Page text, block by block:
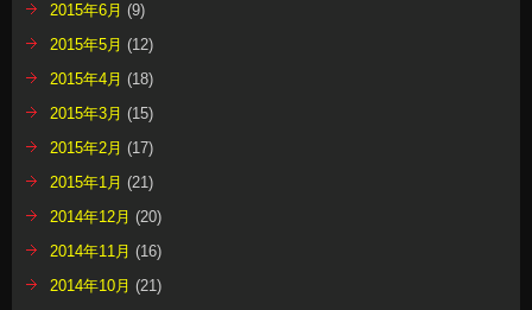
2015年6月 (9)
2015年5月 (12)
2015年4月 (18)
2015年3月 (15)
2015年2月 (17)
2015年1月 (21)
2014年12月 (20)
2014年11月 (16)
2014年10月 (21)